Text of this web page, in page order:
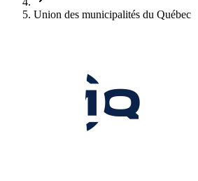
Union des municipalités du Québec